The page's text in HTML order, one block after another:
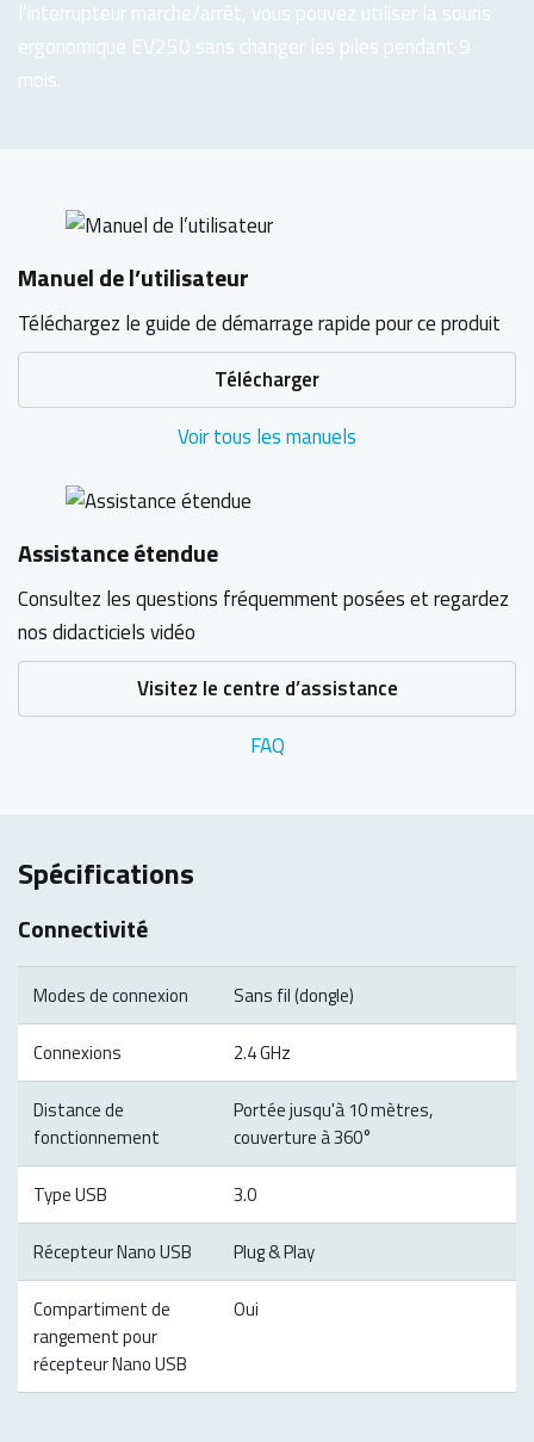
l’interrupteur marche/arrêt, vous pouvez utiliser la souris
ergonomique EV250 sans changer les piles pendant 9
mois.
Manuel de l’utilisateur
Téléchargez le guide de démarrage rapide pour ce produit
Télécharger
Voir tous les manuels
Assistance étendue
Consultez les questions fréquemment posées et regardez
nos didacticiels vidéo
Visitez le centre d’assistance
FAQ
Spécifications
Connectivité
Modes de connexion Sans fil (dongle)
Connexions 2.4 GHz
Distance de
fonctionnement
Portée jusqu'à 10 mètres,
couverture à 360°
Type USB 3.0
Récepteur Nano USB Plug & Play
Compartiment de
rangement pour
récepteur Nano USB
Oui